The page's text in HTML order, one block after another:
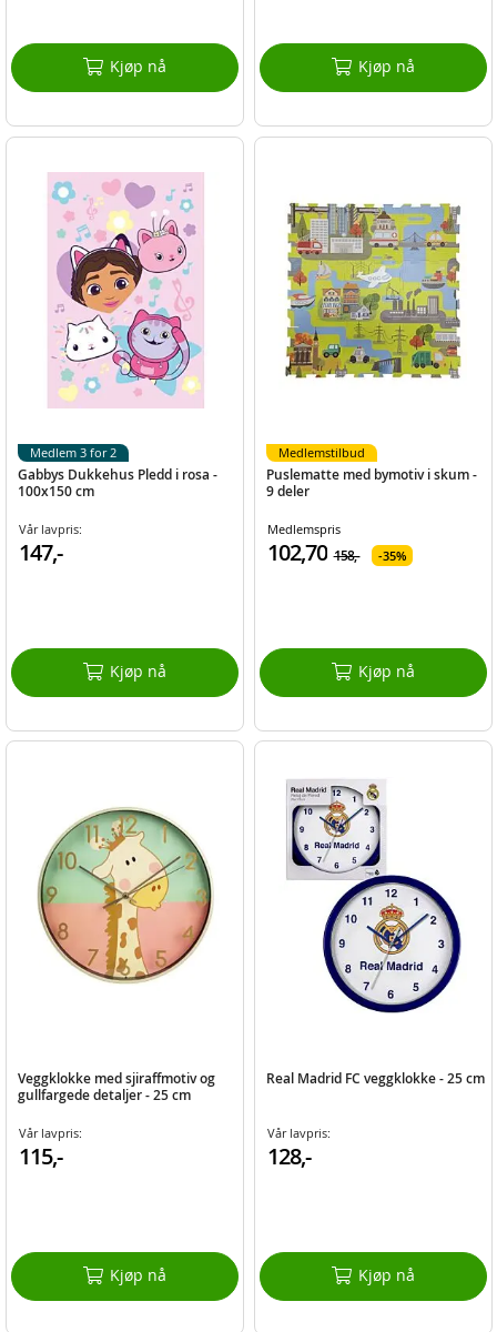
Kjøp nå Kjøp nå
Gabbys Dukkehus Pledd i rosa -
100x150 cm
Vår lavpris:
147,-
Kjøp nå
Medlem 3 for 2
Puslematte med bymotiv i skum -
9 deler
Medlemspris
102,70 158,- 35%
Kjøp nå
Medlemstilbud
Veggklokke med sjiraffmotiv og
gullfargede detaljer - 25 cm
Vår lavpris:
115,-
Kjøp nå
Real Madrid FC veggklokke - 25 cm
Vår lavpris:
128,-
Kjøp nå